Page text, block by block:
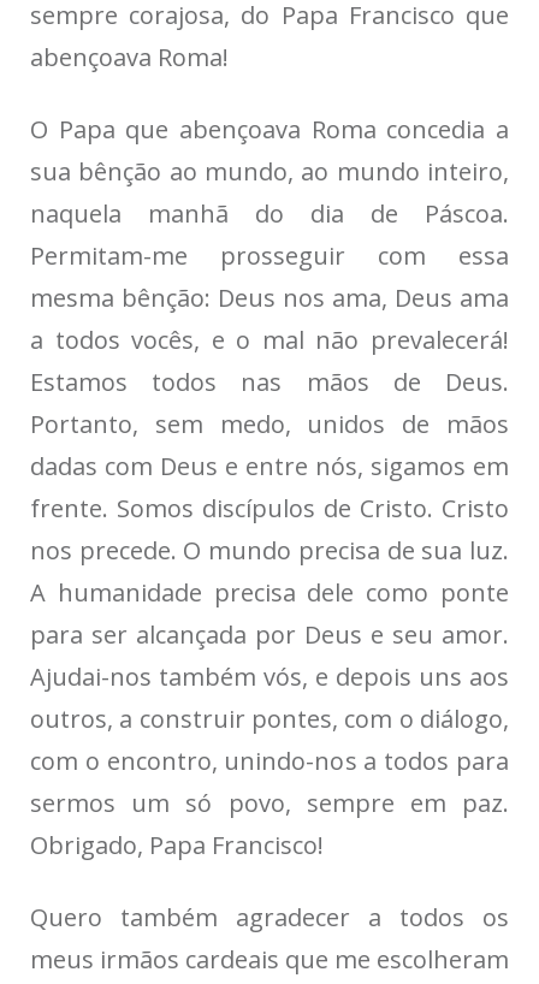
sempre corajosa, do Papa Francisco que
abençoava Roma!
O Papa que abençoava Roma concedia a
sua bênção ao mundo, ao mundo inteiro,
naquela manhã do dia de Páscoa.
Permitam-me prosseguir com essa
mesma bênção: Deus nos ama, Deus ama
a todos vocês, e o mal não prevalecerá!
Estamos todos nas mãos de Deus.
Portanto, sem medo, unidos de mãos
dadas com Deus e entre nós, sigamos em
frente. Somos discípulos de Cristo. Cristo
nos precede. O mundo precisa de sua luz.
A humanidade precisa dele como ponte
para ser alcançada por Deus e seu amor.
Ajudai-nos também vós, e depois uns aos
outros, a construir pontes, com o diálogo,
com o encontro, unindo-nos a todos para
sermos um só povo, sempre em paz.
Obrigado, Papa Francisco!
Quero também agradecer a todos os
meus irmãos cardeais que me escolheram